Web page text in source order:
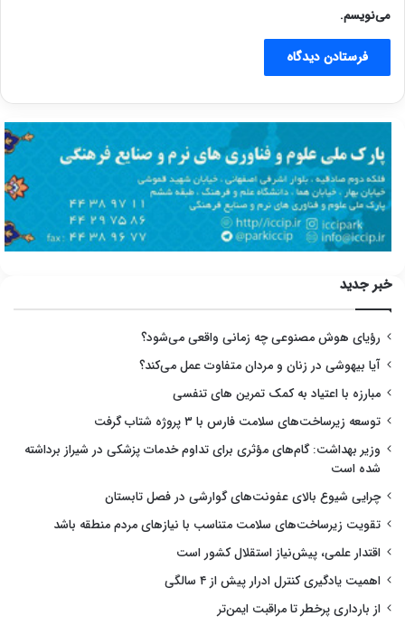
می‌نویسم.
خبر جدید
رؤیای هوش مصنوعی چه زمانی واقعی می‌شود؟
آیا بیهوشی در زنان و مردان متفاوت عمل می‌کند؟
مبارزه با اعتیاد به کمک تمرین های تنفسی
توسعه زیرساخت‌های سلامت فارس با ۳ پروژه شتاب گرفت
وزیر بهداشت: گام‌های مؤثری برای تداوم خدمات پزشکی در شیراز برداشته
شده است
چرایی شیوع بالای عفونت‌های گوارشی در فصل تابستان
تقویت زیرساخت‌های سلامت متناسب با نیازهای مردم منطقه باشد
اقتدار علمی، پیش‌نیاز استقلال کشور است
اهمیت یادگیری کنترل ادرار پیش از ۴ سالگی
از بارداری پرخطر تا مراقبت ایمن‌تر